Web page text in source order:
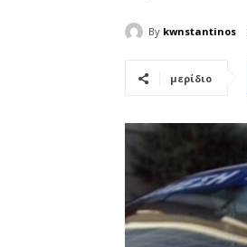
By kwnstantinos
μερίδιο